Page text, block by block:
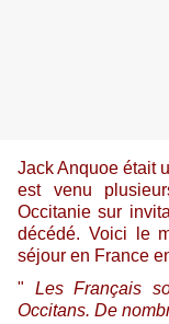
Jack Anquoe était
est venu
Occitanie sur
décédé. Voici le
séjour en France
" Les Français
Occitans. De